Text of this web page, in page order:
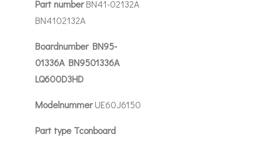
Part numberBN41-02132A
BN4102132A
Boardnumber BN95-
01336A BN9501336A
LQ600D3HD
ModelnummerUE60J6150
Part type Tconboard